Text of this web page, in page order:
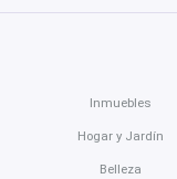
Inmuebles
Hogar y Jardín
Belleza